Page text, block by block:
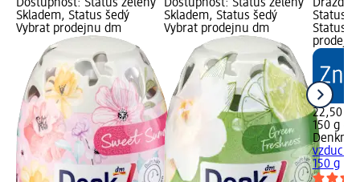
Dostupnost: Status zelený
Skladem, Status šedý
Vybrat prodejnu dm
Dostupnost: Status zelený
Skladem, Status šedý
Vybrat prodejnu dm
Status
Status
22,50 Kč
150 g
Denkmit
150 g